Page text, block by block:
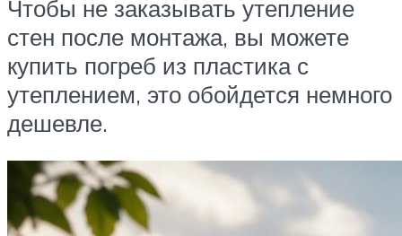
Чтобы не заказывать утепление
стен после монтажа, вы можете
купить погреб из пластика с
утеплением, это обойдется немного
дешевле.